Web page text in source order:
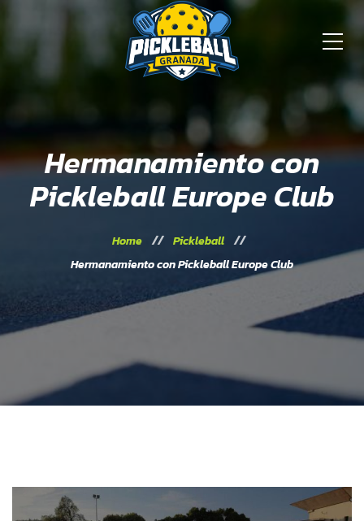
Hermanamiento con
Pickleball Europe Club
Home
Pickleball
Hermanamiento con Pickleball Europe Club